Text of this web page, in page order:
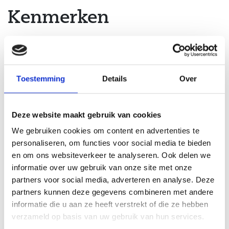
Toestemming Details Over
Deze website maakt gebruik van cookies
We gebruiken cookies om content en advertenties te
personaliseren, om functies voor social media te bieden
en om ons websiteverkeer te analyseren. Ook delen we
informatie over uw gebruik van onze site met onze
partners voor social media, adverteren en analyse. Deze
partners kunnen deze gegevens combineren met andere
informatie die u aan ze heeft verstrekt of die ze hebben
verzameld op basis van uw gebruik van hun services.
Kenmerken
Bouwjaar:
Aantal kamers:
5
Isolatie:
Dakisolatie, Muurisolatie,
Vloerisolatie, Dubbelglas
Aantal slaapkamers:
3
Verwarming:
CV ketel
Woonoppervlakte:
2
Warm water:
Perceeloppervlakte:
146 m
Energie Label:
A
Garage:
Geen garage
Inhoud:
341 m 3